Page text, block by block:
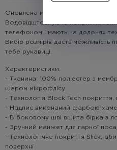
Оновлена модель наших
Водовідштовхуюче покриття,
телефоном і мають на долонях
Вибір розмірів дасть можливість
тебе рукавиці.
Характеристики:
- Тканина: 100% поліестер з
шаром мікрофлісу
- Технологія Block Tech
- Надпис виконаний фарбою
- В боковому шві вшита бірка з
- Зручний манжет для гарної
- Технологічне покриття Slick,
поверхні